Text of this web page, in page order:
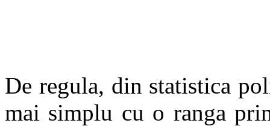
De regula, din statistica
mai simplu cu o ranga